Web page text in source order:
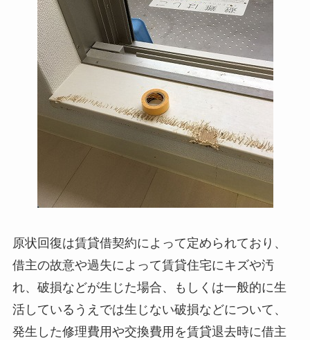
原状回復は賃貸借契約によって定められており、
借主の故意や過失によって賃貸住宅にキズや汚
れ、破損などが生じた場合、もしくは一般的に生
活しているうえでは生じない破損などについて、
発生した修理費用や交換費用を賃貸退去時に借主